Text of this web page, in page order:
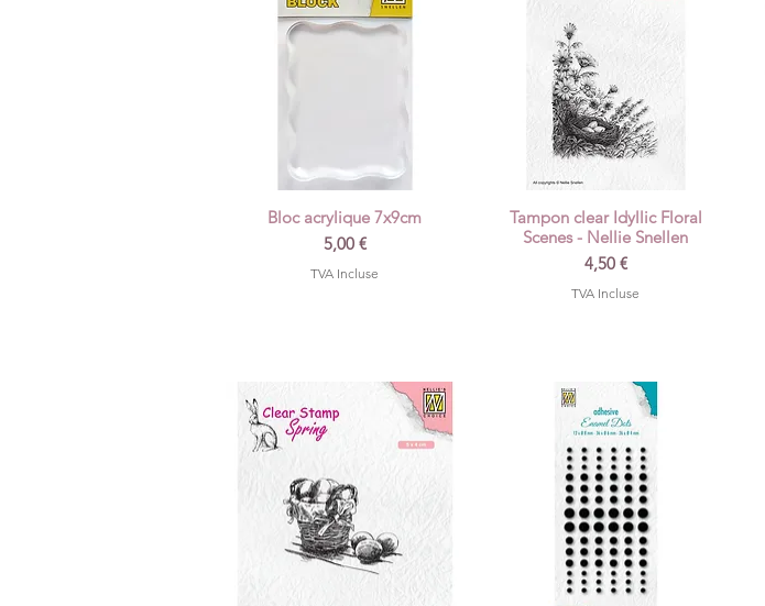
Aperçu rapide
Bloc acrylique 7x9cm
Prix
5,00 €
TVA Incluse
Aperçu rapide
Tampon clear Idyllic Floral
Scenes - Nellie Snellen
Prix
4,50 €
TVA Incluse